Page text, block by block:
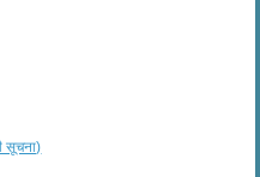
सूचना)